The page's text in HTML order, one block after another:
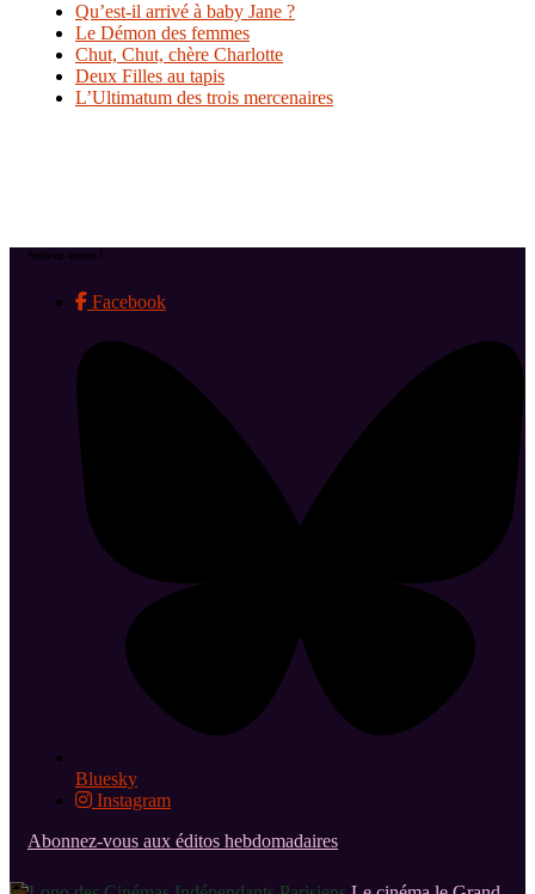
Qu’est-il arrivé à baby Jane ?
Le Démon des femmes
Chut, Chut, chère Charlotte
Deux Filles au tapis
L’Ultimatum des trois mercenaires
Suivez-nous !
Facebook
Bluesky
Instagram
Abonnez-vous aux éditos hebdomadaires